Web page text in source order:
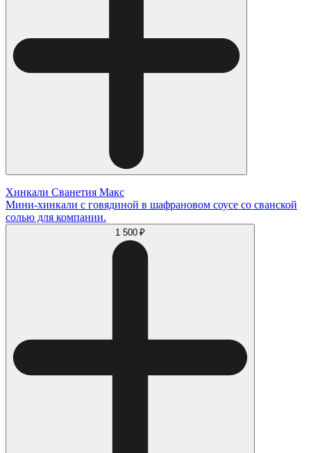
Хинкали Сванетия Макс
Мини-хинкали с говядиной в шафрановом соусе со сванской
солью для компании.
1 500 ₽